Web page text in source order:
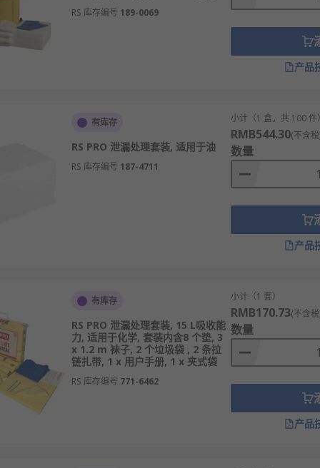
RS 库存编号 189-0069
产品
有库存
RS PRO 泄漏处理套装, 适用于油
RS 库存编号 187-4711
小计（1 盒，共 100 件
RMB544.30(不含
数量
产品
有库存
RS PRO 泄漏处理套装, 15 L吸收能
力, 适用于化学, 套装内含8 个垫, 3
x 1.2 m 袜子, 2 个垃圾袋 , 2 条拉
链扎带, 1 x 用户手册, 1 x 夹式袋
RS 库存编号 771-6462
小计（1 套）
RMB170.73(不含
数量
产品